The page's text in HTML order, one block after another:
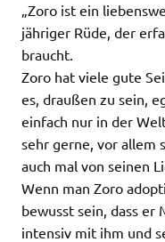
„Zoro ist ein
jähriger Rüde, der
braucht.
Zoro hat viele gute
es, draußen zu sein,
einfach nur in der
sehr gerne, vor allem
auch mal von seinen
Wenn man Zoro
bewusst sein, dass er
intensiv mit ihm und